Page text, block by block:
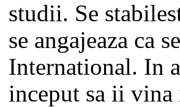
studii. Se
se angajeaza ca
International. In
inceput sa ii vina